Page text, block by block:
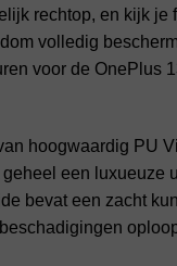
rechtop, en kijk je
volledig
voor de OnePlus
hoogwaardig PU
een luxueuze
bevat een zacht